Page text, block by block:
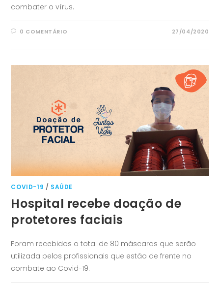
combater o vírus.
0 COMENTÁRIO 27/04/2020
COVID-19 / SAÚDE
Hospital recebe doação de
protetores faciais
Foram recebidos o total de 80 máscaras que serão
utilizada pelos profissionais que estão de frente no
combate ao Covid-19.